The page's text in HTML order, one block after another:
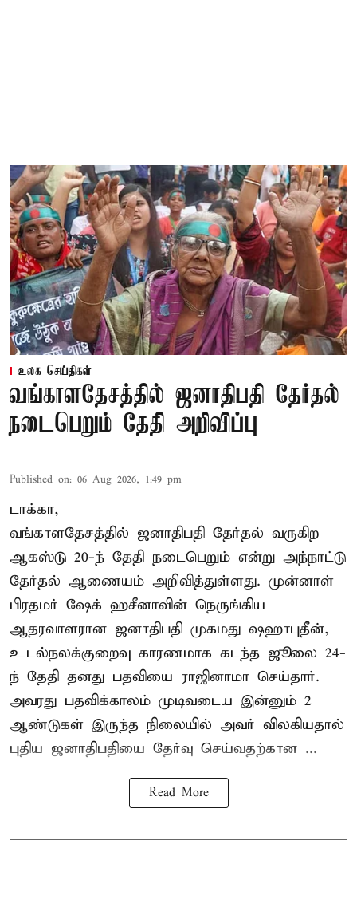
உலக செய்திகள்
வங்காளதேசத்தில் ஜனாதிபதி தேர்தல்
நடைபெறும் தேதி அறிவிப்பு
Published on: 06 Aug 2026, 1:49 pm
டாக்கா,
வங்காளதேசத்தில் ஜனாதிபதி தேர்தல் வருகிற
ஆகஸ்டு 20-ந் தேதி நடைபெறும் என்று அந்நாட்டு
தேர்தல் ஆணையம் அறிவித்துள்ளது. முன்னாள்
பிரதமர் ஷேக் ஹசீனாவின் நெருங்கிய
ஆதரவாளரான ஜனாதிபதி முகமது ஷஹாபுதீன்,
உடல்நலக்குறைவு காரணமாக கடந்த ஜூலை 24-
ந் தேதி தனது பதவியை ராஜினாமா செய்தார்.
அவரது பதவிக்காலம் முடிவடைய இன்னும் 2
ஆண்டுகள் இருந்த நிலையில் அவர் விலகியதால்
புதிய ஜனாதிபதியை தேர்வு செய்வதற்கான ...
Read More